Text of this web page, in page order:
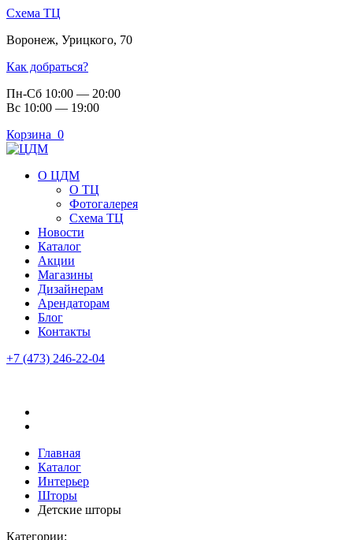
Схема ТЦ
Воронеж, Урицкого, 70
Как добраться?
Пн-Сб 10:00 — 20:00
Вс 10:00 — 19:00
Корзина 0
О ЦДМ
О ТЦ
Фотогалерея
Схема ТЦ
Новости
Каталог
Акции
Магазины
Дизайнерам
Арендаторам
Блог
Контакты
+7 (473) 246-22-04
Главная
Каталог
Интерьер
Шторы
Детские шторы
Категории: